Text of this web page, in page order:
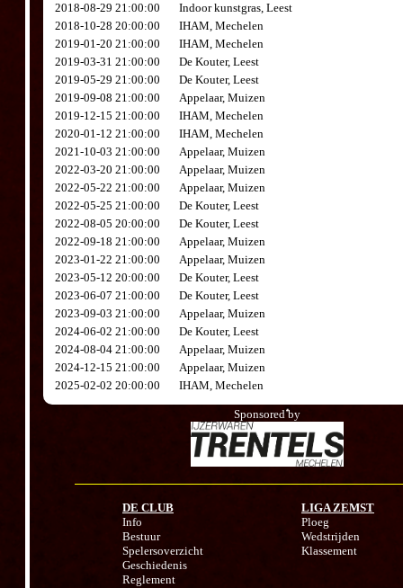
2018-08-29 21:00:00
Indoor kunstgras, Leest
2018-10-28 20:00:00
IHAM, Mechelen
2019-01-20 21:00:00
IHAM, Mechelen
2019-03-31 21:00:00
De Kouter, Leest
2019-05-29 21:00:00
De Kouter, Leest
2019-09-08 21:00:00
Appelaar, Muizen
2019-12-15 21:00:00
IHAM, Mechelen
2020-01-12 21:00:00
IHAM, Mechelen
2021-10-03 21:00:00
Appelaar, Muizen
2022-03-20 21:00:00
Appelaar, Muizen
2022-05-22 21:00:00
Appelaar, Muizen
2022-05-25 21:00:00
De Kouter, Leest
2022-08-05 20:00:00
De Kouter, Leest
2022-09-18 21:00:00
Appelaar, Muizen
2023-01-22 21:00:00
Appelaar, Muizen
2023-05-12 20:00:00
De Kouter, Leest
2023-06-07 21:00:00
De Kouter, Leest
2023-09-03 21:00:00
Appelaar, Muizen
2024-06-02 21:00:00
De Kouter, Leest
2024-08-04 21:00:00
Appelaar, Muizen
2024-12-15 21:00:00
Appelaar, Muizen
2025-02-02 20:00:00
IHAM, Mechelen
Sponsored by
DE CLUB
Info
Bestuur
Spelersoverzicht
Geschiedenis
Reglement
LIGA ZEMST
Ploeg
Wedstrijden
Klassement